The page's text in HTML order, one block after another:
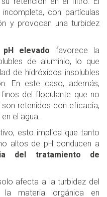
con partículas
y provocan una turbidez
pH elevado favorece la
de aluminio, lo que
de hidróxidos insolubles
En este caso, además,
del floculante que no
retenidos con eficacia,
el agua.
esto implica que tanto
altos de pH conducen a
del tratamiento de
afecta a la turbidez del
la materia orgánica en